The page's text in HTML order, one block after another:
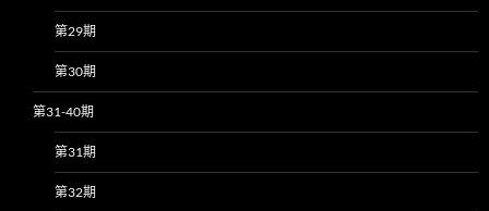
第29期
第30期
第31-40期
第31期
第32期